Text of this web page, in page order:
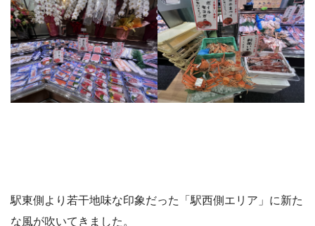
駅東側より若干地味な印象だった「駅西側エリア」に新た
な風が吹いてきました。